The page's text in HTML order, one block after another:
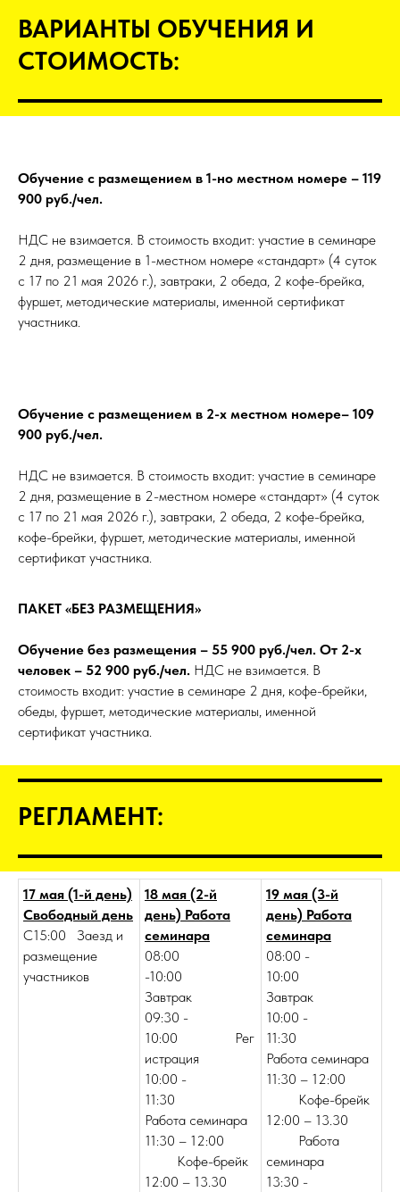
ВАРИАНТЫ ОБУЧЕНИЯ И
СТОИМОСТЬ:
Обучение с размещением в 1-но местном номере – 119
900 руб./чел.
НДС не взимается. В стоимость входит: участие в семинаре
2 дня, размещение в 1-местном номере «стандарт» (4 суток
с 17 по 21 мая 2026 г.), завтраки, 2 обеда, 2 кофе-брейка,
фуршет, методические материалы, именной сертификат
участника.
Обучение с размещением в 2-х местном номере– 109
900 руб./чел.
НДС не взимается. В стоимость входит: участие в семинаре
2 дня, размещение в 2-местном номере «стандарт» (4 суток
с 17 по 21 мая 2026 г.), завтраки, 2 обеда, 2 кофе-брейка,
кофе-брейки, фуршет, методические материалы, именной
сертификат участника.
ПАКЕТ «БЕЗ РАЗМЕЩЕНИЯ»
Обучение без размещения – 55 900 руб./чел. От 2-х
человек – 52 900 руб./чел. НДС не взимается. В
стоимость входит: участие в семинаре 2 дня, кофе-брейки,
обеды, фуршет, методические материалы, именной
сертификат участника.
РЕГЛАМЕНТ:
17 мая (1-й день)
Свободный день
С15:00 Заезд и
размещение
участников
18 мая (2-й
день) Работа
семинара
08:00
-10:00
Завтрак
09:30 -
10:00 Рег
истрация
10:00 -
11:30
Работа семинара
11:30 – 12:00
Кофе-брейк
12:00 – 13.30
19 мая (3-й
день) Работа
семинара
08:00 -
10:00
Завтрак
10:00 -
11:30
Работа семинара
11:30 – 12:00
Кофе-брейк
12:00 – 13.30
Работа
семинара
13:30 -